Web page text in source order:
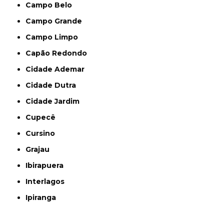
Campo Belo
Campo Grande
Campo Limpo
Capão Redondo
Cidade Ademar
Cidade Dutra
Cidade Jardim
Cupecê
Cursino
Grajau
Ibirapuera
Interlagos
Ipiranga